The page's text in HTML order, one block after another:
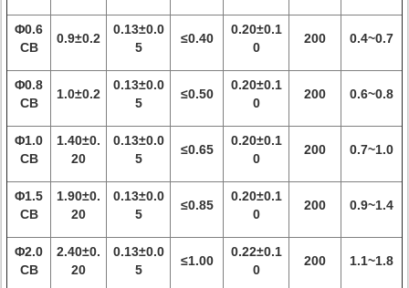
Φ0.6
CB
0.9±0.2
0.13±0.0
5
≤0.40
0.20±0.1
0
200 0.4~0.7
Φ0.8
CB
1.0±0.2
0.13±0.0
5
≤0.50
0.20±0.1
0
200 0.6~0.8
Φ1.0
CB
1.40±0.
20
0.13±0.0
5
≤0.65
0.20±0.1
0
200 0.7~1.0
Φ1.5
CB
1.90±0.
20
0.13±0.0
5
≤0.85
0.20±0.1
0
200 0.9~1.4
Φ2.0
CB
2.40±0.
20
0.13±0.0
5
≤1.00
0.22±0.1
0
200 1.1~1.8